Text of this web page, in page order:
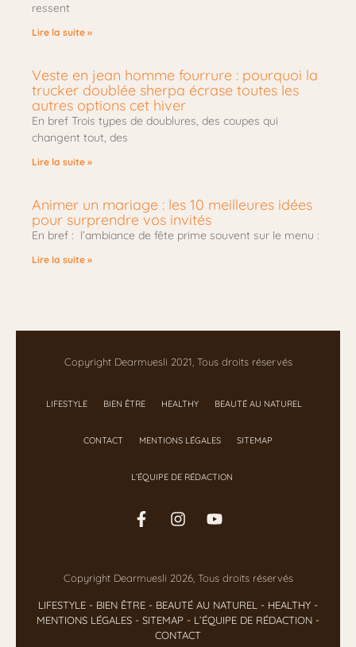
ressent
Lire la suite »
Veste en jean homme fourrure : pourquoi la
trucker doublée sherpa écrase toutes les
autres options cet hiver
En bref Trois types de doublures, des coupes qui
changent tout, des
Lire la suite »
Animer un mariage : les 10 meilleures idées
pour surprendre vos invités
En bref : l’ambiance de fête prime souvent sur le menu :
Lire la suite »
Copyright Dearmuesli 2021, Tous droits réservés
LIFESTYLE BIEN ÊTRE HEALTHY BEAUTÉ AU NATUREL
CONTACT MENTIONS LÉGALES SITEMAP
L’ÉQUIPE DE RÉDACTION
Copyright Dearmuesli 2026, Tous droits réservés
LIFESTYLE - BIEN ÊTRE - BEAUTÉ AU NATUREL - HEALTHY -
MENTIONS LÉGALES - SITEMAP - L’ÉQUIPE DE RÉDACTION -
CONTACT